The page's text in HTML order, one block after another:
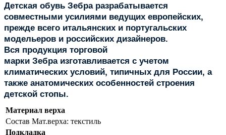
Детская обувь Зебраразрабатывается
совместными усилиями ведущих европейских,
прежде всего итальянских и португальских
модельеров и российских дизайнеров.
Вся продукция торговой
марки Зебраизготавливается с учетом
климатических условий, типичных для России, а
также анатомических особенностей строения
детской стопы.
Материал верха
Состав Мат.верха: текстиль
Подкладка